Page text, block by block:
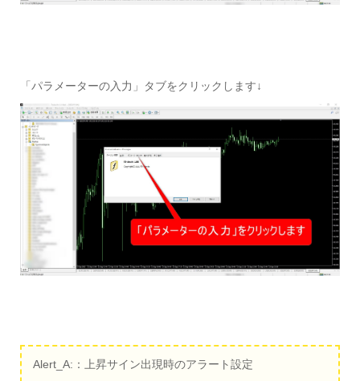
「パラメーターの入力」タブをクリックします↓
Alert_A:：上昇サイン出現時のアラート設定